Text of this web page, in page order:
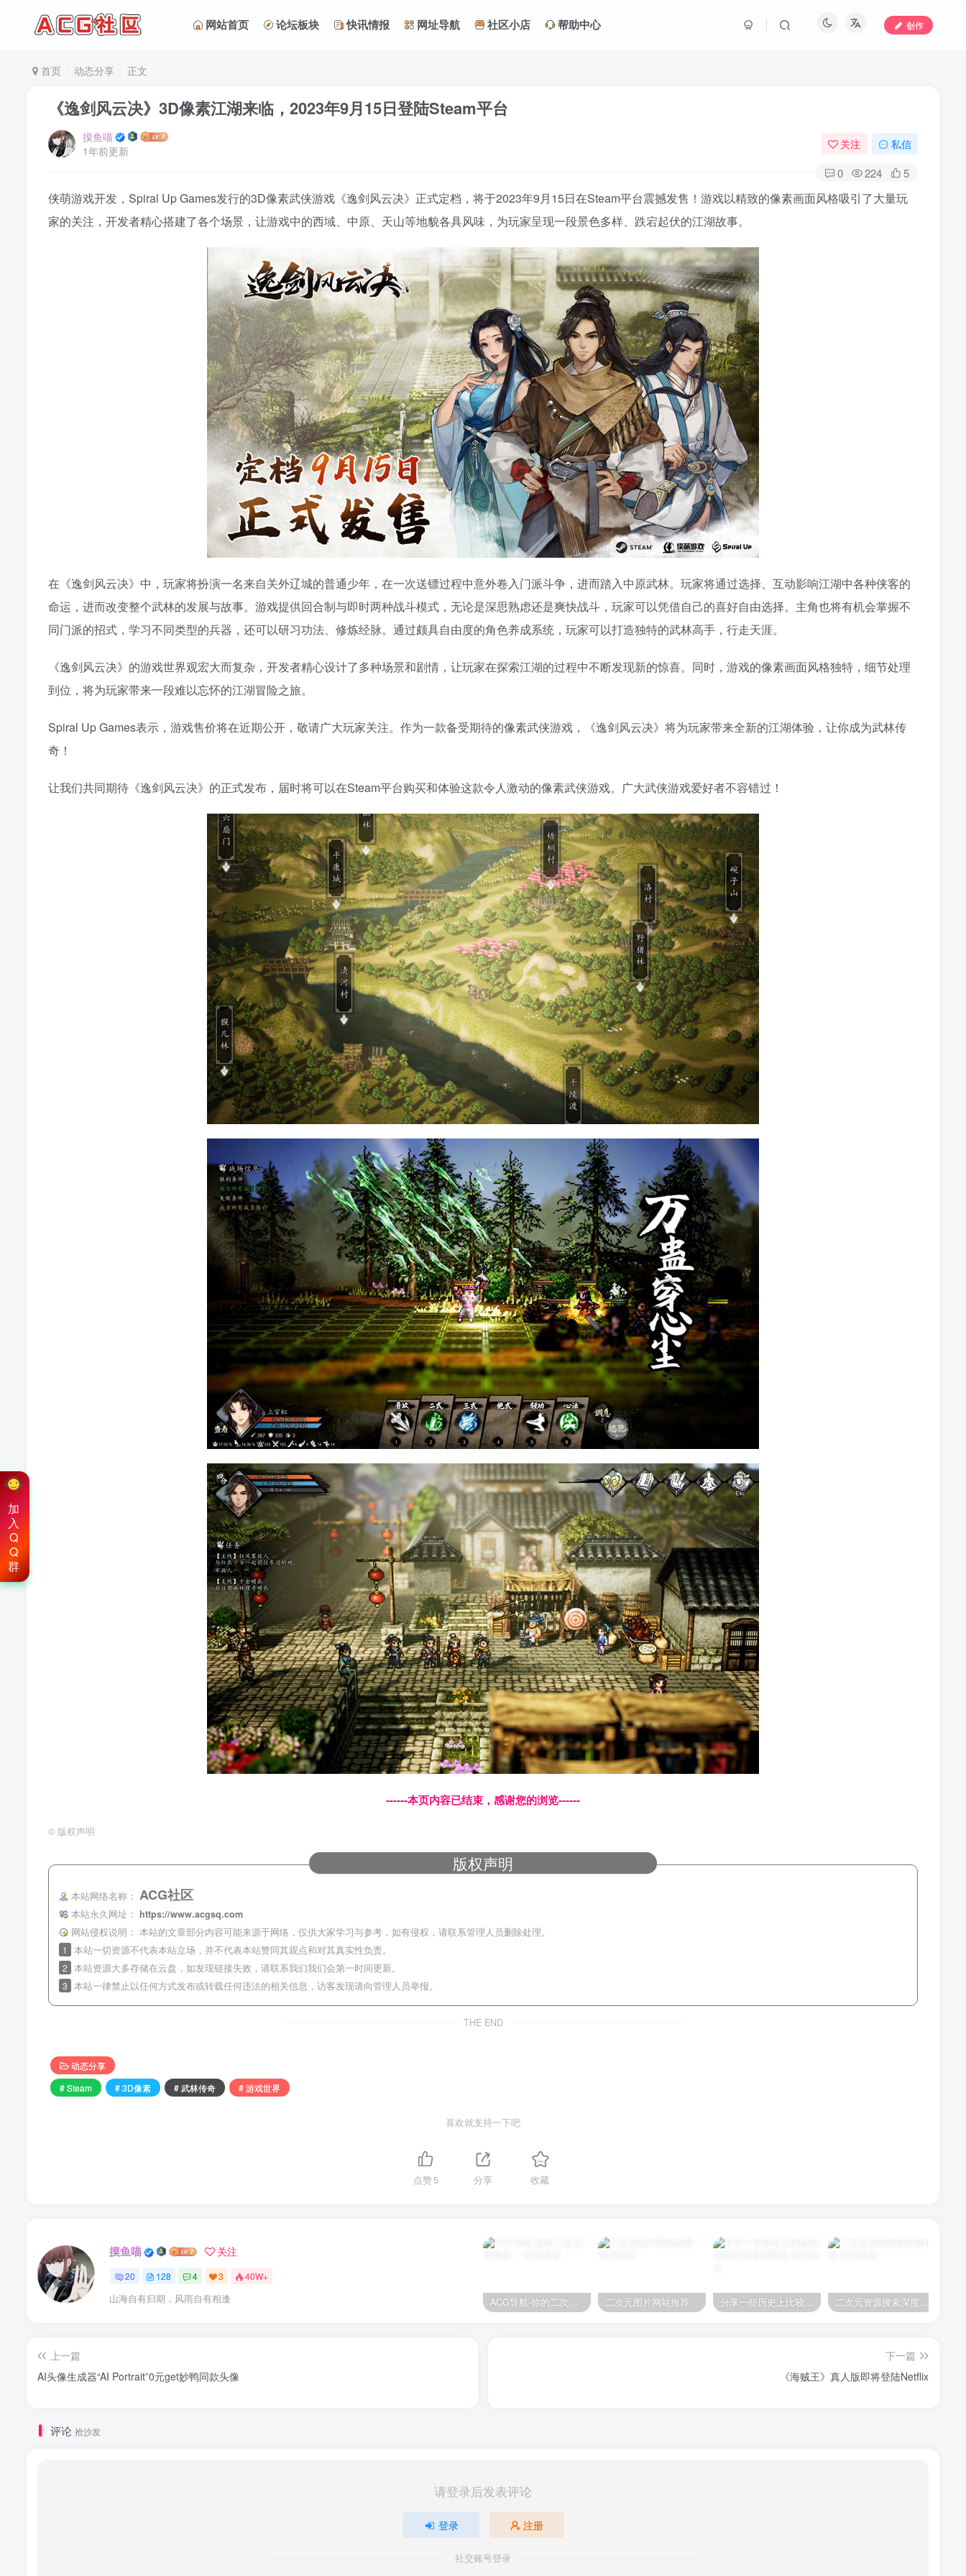
网站首页 论坛板块 快讯情报 网址导航 社区小店 帮助中心 创作
首页 动态分享 正文
《逸剑风云决》3D像素江湖来临，2023年9月15日登陆Steam平台
摸鱼喵
1年前更新
关注 私信
0 224 5
侠萌游戏开发，Spiral Up Games发行的3D像素武侠游戏《逸剑风云决》正式定档，将于2023年9月15日在Steam平台震撼发售！游戏以精致的像素画面风格吸引了大量玩
家的关注，开发者精心搭建了各个场景，让游戏中的西域、中原、天山等地貌各具风味，为玩家呈现一段景色多样、跌宕起伏的江湖故事。
在《逸剑风云决》中，玩家将扮演一名来自关外辽城的普通少年，在一次送镖过程中意外卷入门派斗争，进而踏入中原武林。玩家将通过选择、互动影响江湖中各种侠客的
命运，进而改变整个武林的发展与故事。游戏提供回合制与即时两种战斗模式，无论是深思熟虑还是爽快战斗，玩家可以凭借自己的喜好自由选择。主角也将有机会掌握不
同门派的招式，学习不同类型的兵器，还可以研习功法、修炼经脉。通过颇具自由度的角色养成系统，玩家可以打造独特的武林高手，行走天涯。
《逸剑风云决》的游戏世界观宏大而复杂，开发者精心设计了多种场景和剧情，让玩家在探索江湖的过程中不断发现新的惊喜。同时，游戏的像素画面风格独特，细节处理
到位，将为玩家带来一段难以忘怀的江湖冒险之旅。
Spiral Up Games表示，游戏售价将在近期公开，敬请广大玩家关注。作为一款备受期待的像素武侠游戏，《逸剑风云决》将为玩家带来全新的江湖体验，让你成为武林传
奇！
让我们共同期待《逸剑风云决》的正式发布，届时将可以在Steam平台购买和体验这款令人激动的像素武侠游戏。广大武侠游戏爱好者不容错过！
------本页内容已结束，感谢您的浏览------
© 版权声明
版权声明
本站网络名称： ACG社区
本站永久网址：
https://www.acgsq.com
网站侵权说明： 本站的文章部分内容可能来源于网络，仅供大家学习与参考，如有侵权，请联系管理人员删除处理。
1 本站一切资源不代表本站立场，并不代表本站赞同其观点和对其真实性负责。
2 本站资源大多存储在云盘，如发现链接失效，请联系我们我们会第一时间更新。
3 本站一律禁止以任何方式发布或转载任何违法的相关信息，访客发现请向管理人员举报。
THE END
动态分享
# Steam
# 3D像素 # 武林传奇 # 游戏世界
喜欢就支持一下吧
点赞5 分享 收藏
摸鱼喵 关注
20 128 4 3 40W+
山海自有归期，风雨自有相逢 ACG导航-你的二次元导航姬！ 二次元图片网站推荐 分享一些历史上比较著名的ACG资源网站 二次元资源搜索深度指南
上一篇
AI头像生成器“AI Portrait”0元get妙鸭同款头像
下一篇
《海贼王》真人版即将登陆Netflix
评论 抢沙发
请登录后发表评论
登录 注册
社交账号登录
加
入
Q
Q
群